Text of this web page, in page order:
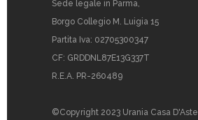
Sede legale in Parma,
Borgo Collegio M. Luigia 15
Partita Iva: 02705300347
CF: GRDDNL87E13G337T
R.E.A. PR-260489
©Copyright 2023 Urania Casa D'Aste